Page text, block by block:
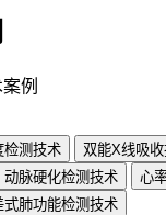
例
检测技术
双能X线吸
动脉硬化检测技术
心
式肺功能检测技术